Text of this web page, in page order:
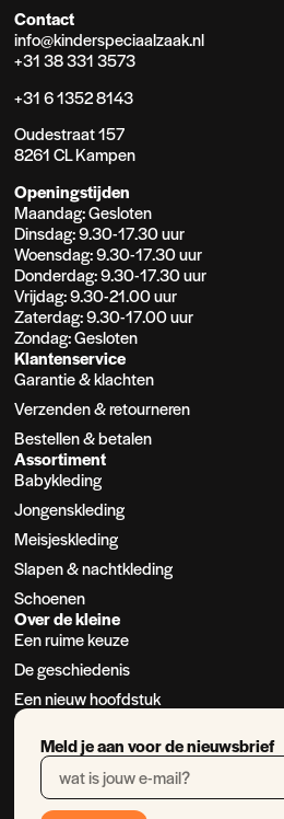
Contact
info@kinderspeciaalzaak.nl
+31 38 331 3573
+31 6 1352 8143
Oudestraat 157
8261 CL Kampen
Openingstijden
Maandag: Gesloten
Dinsdag: 9.30-17.30 uur
Woensdag: 9.30-17.30 uur
Donderdag: 9.30-17.30 uur
Vrijdag: 9.30-21.00 uur
Zaterdag: 9.30-17.00 uur
Zondag: Gesloten
Klantenservice
Garantie & klachten
Verzenden & retourneren
Bestellen & betalen
Assortiment
Babykleding
Jongenskleding
Meisjeskleding
Slapen & nachtkleding
Schoenen
Over de kleine
Een ruime keuze
De geschiedenis
Een nieuw hoofdstuk
Meld je aan voor de nieuwsbrief